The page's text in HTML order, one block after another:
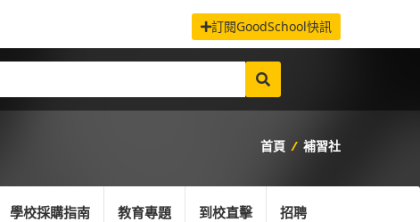
訂閱GoodSchool快訊
首頁 / 補習社
學校採購指南 教育專題 到校直擊 招聘